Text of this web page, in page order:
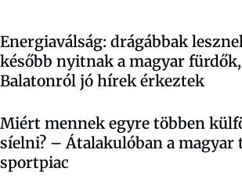
Energiaválság: drágábbak
később nyitnak a magyar fürdők,
Balatonról jó hírek érkeztek
Miért mennek egyre többen
síelni? – Átalakulóban a magyar
sportpiac